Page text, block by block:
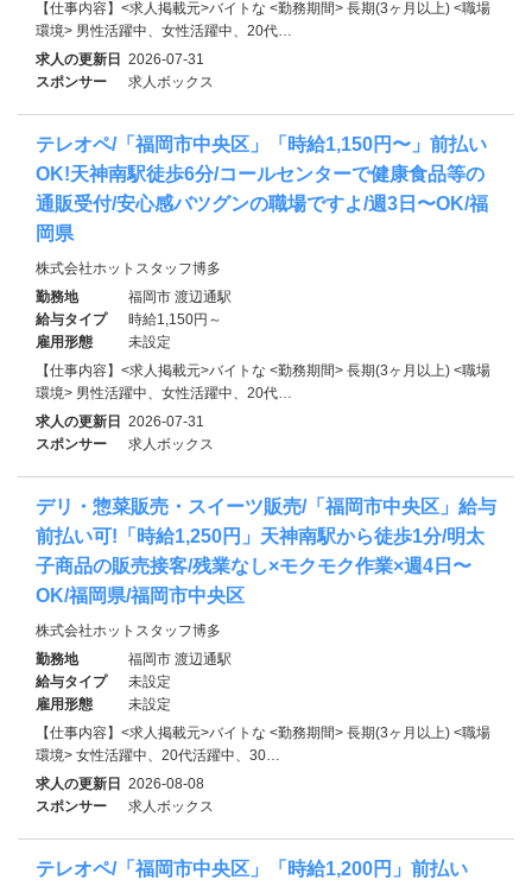
【仕事内容】<求人掲載元>バイトな <勤務期間> 長期(3ヶ月以上) <職場
環境> 男性活躍中、女性活躍中、20代…
求人の更新日 2026-07-31
スポンサー
求人ボックス
テレオペ/「福岡市中央区」「時給1,150円〜」前払い
OK!天神南駅徒歩6分/コールセンターで健康食品等の
通販受付/安心感バツグンの職場ですよ/週3日〜OK/福
岡県
株式会社ホットスタッフ博多
勤務地
福岡市 渡辺通駅
給与タイプ
時給1,150円～
雇用形態
未設定
【仕事内容】<求人掲載元>バイトな <勤務期間> 長期(3ヶ月以上) <職場
環境> 男性活躍中、女性活躍中、20代…
求人の更新日 2026-07-31
スポンサー
求人ボックス
デリ・惣菜販売・スイーツ販売/「福岡市中央区」給与
前払い可!「時給1,250円」天神南駅から徒歩1分/明太
子商品の販売接客/残業なし×モクモク作業×週4日〜
OK/福岡県/福岡市中央区
株式会社ホットスタッフ博多
勤務地
福岡市 渡辺通駅
給与タイプ
未設定
雇用形態
未設定
【仕事内容】<求人掲載元>バイトな <勤務期間> 長期(3ヶ月以上) <職場
環境> 女性活躍中、20代活躍中、30…
求人の更新日 2026-08-08
スポンサー
求人ボックス
テレオペ/「福岡市中央区」「時給1,200円」前払い